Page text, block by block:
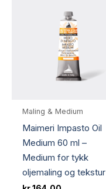
Maling & Medium
Maimeri Impasto Oil
Medium 60 ml –
Medium for tykk
oljemaling og tekstur